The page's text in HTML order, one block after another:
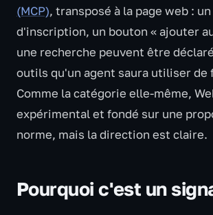
(MCP), transposé à la page web :
d'inscription, un bouton « ajouter
une recherche peuvent être
outils qu'un agent saura utiliser de
Comme la catégorie elle-même,
expérimental et fondé sur une
norme, mais la direction est claire.
Pourquoi c'est un